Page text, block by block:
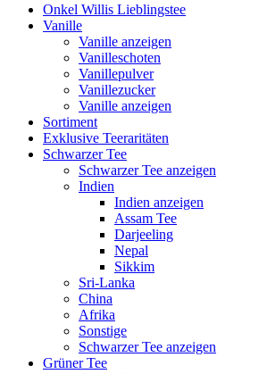
Onkel Willis Lieblingstee
Vanille
Vanille anzeigen
Vanilleschoten
Vanillepulver
Vanillezucker
Vanille anzeigen
Sortiment
Exklusive Teeraritäten
Schwarzer Tee
Schwarzer Tee anzeigen
Indien
Indien anzeigen
Assam Tee
Darjeeling
Nepal
Sikkim
Sri-Lanka
China
Afrika
Sonstige
Schwarzer Tee anzeigen
Grüner Tee